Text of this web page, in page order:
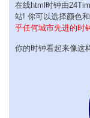
在线html时钟由
站! 你可以选择颜色
乎任何城市先进的时
你的时钟看起来像这